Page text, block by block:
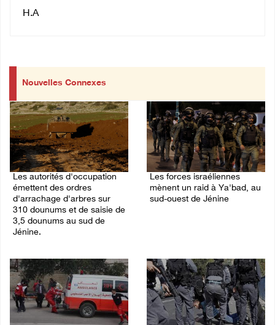
H.A
Nouvelles Connexes
Les autorités d'occupation
émettent des ordres
d'arrachage d'arbres sur
310 dounums et de saisie de
3,5 dounums au sud de
Jénine.
Les forces israéliennes
mènent un raid à Ya'bad, au
sud-ouest de Jénine